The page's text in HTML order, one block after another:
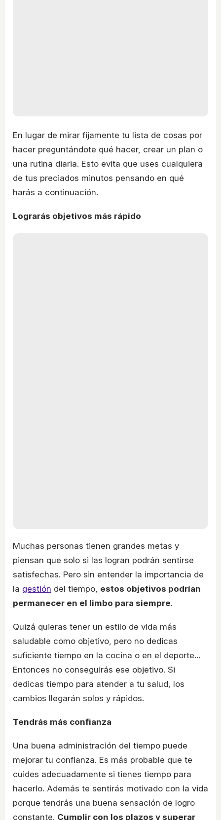
En lugar de mirar fijamente tu lista de cosas por
hacer preguntándote qué hacer, crear un plan o
una rutina diaria. Esto evita que uses cualquiera
de tus preciados minutos pensando en qué
harás a continuación.
Lograrás objetivos más rápido
Muchas personas tienen grandes metas y
piensan que solo si las logran podrán sentirse
satisfechas. Pero sin entender la importancia de
la gestión del tiempo, estos objetivos podrían
permanecer en el limbo para siempre.
Quizá quieras tener un estilo de vida más
saludable como objetivo, pero no dedicas
suficiente tiempo en la cocina o en el deporte...
Entonces no conseguirás ese objetivo. Si
dedicas tiempo para atender a tu salud, los
cambios llegarán solos y rápidos.
Tendrás más confianza
Una buena administración del tiempo puede
mejorar tu confianza. Es más probable que te
cuides adecuadamente si tienes tiempo para
hacerlo. Además te sentirás motivado con la vida
porque tendrás una buena sensación de logro
constante. Cumplir con los plazos y superar